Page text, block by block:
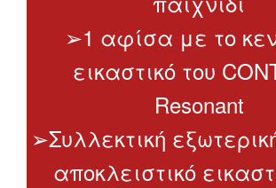
➢1 αφίσα με το
εικαστικό του
Resonant
➢Συλλεκτική
αποκλειστικό